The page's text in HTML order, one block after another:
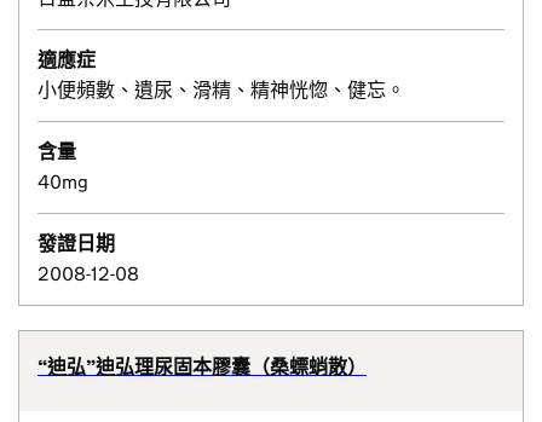
適應症
小便頻數、遺尿、滑精、精神恍惚、健忘。
含量
40mg
發證日期
2008-12-08
“迪弘”迪弘理尿固本膠囊（桑螵蛸散）